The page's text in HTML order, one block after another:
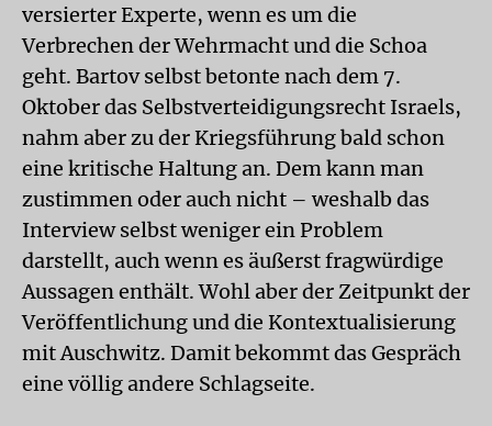
versierter Experte, wenn es um die
Verbrechen der Wehrmacht und die Schoa
geht. Bartov selbst betonte nach dem 7.
Oktober das Selbstverteidigungsrecht Israels,
nahm aber zu der Kriegsführung bald schon
eine kritische Haltung an. Dem kann man
zustimmen oder auch nicht – weshalb das
Interview selbst weniger ein Problem
darstellt, auch wenn es äußerst fragwürdige
Aussagen enthält. Wohl aber der Zeitpunkt der
Veröffentlichung und die Kontextualisierung
mit Auschwitz. Damit bekommt das Gespräch
eine völlig andere Schlagseite.